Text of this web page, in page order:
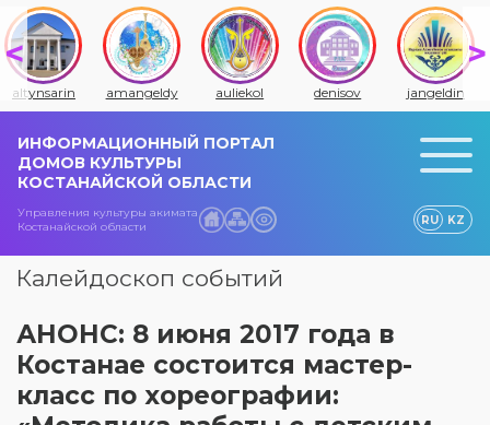
altynsarin amangeldy auliekol denisov jangeldin
ИНФОРМАЦИОННЫЙ ПОРТАЛ
ДОМОВ КУЛЬТУРЫ
КОСТАНАЙСКОЙ ОБЛАСТИ
Управления культуры акимата
Костанайской области
RU KZ
Калейдоскоп событий
АНОНС: 8 июня 2017 года в
Костанае состоится мастер-
класс по хореографии: